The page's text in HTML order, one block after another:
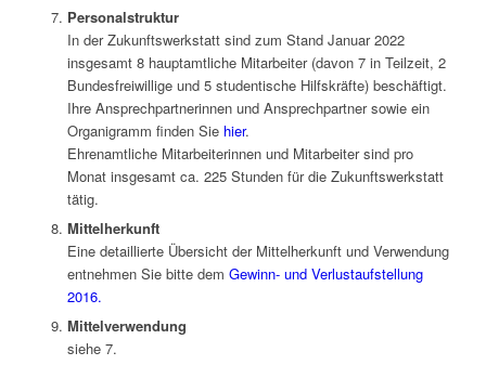
Personalstruktur
In der Zukunftswerkstatt sind zum Stand Januar 2022
insgesamt 8 hauptamtliche Mitarbeiter (davon 7 in Teilzeit, 2
Bundesfreiwillige und 5 studentische Hilfskräfte) beschäftigt.
Ihre Ansprechpartnerinnen und Ansprechpartner sowie ein
Organigramm finden Sie hier.
Ehrenamtliche Mitarbeiterinnen und Mitarbeiter sind pro
Monat insgesamt ca. 225 Stunden für die Zukunftswerkstatt
tätig.
Mittelherkunft
Eine detaillierte Übersicht der Mittelherkunft und Verwendung
entnehmen Sie bitte dem Gewinn- und Verlustaufstellung
2016.
Mittelverwendung
siehe 7.